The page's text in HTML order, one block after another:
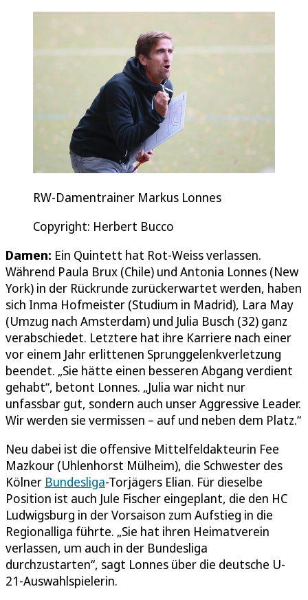
RW-Damentrainer Markus Lonnes
Copyright: Herbert Bucco
Damen: Ein Quintett hat Rot-Weiss verlassen.
Während Paula Brux (Chile) und Antonia Lonnes (New
York) in der Rückrunde zurückerwartet werden, haben
sich Inma Hofmeister (Studium in Madrid), Lara May
(Umzug nach Amsterdam) und Julia Busch (32) ganz
verabschiedet. Letztere hat ihre Karriere nach einer
vor einem Jahr erlittenen Sprunggelenkverletzung
beendet. „Sie hätte einen besseren Abgang verdient
gehabt“, betont Lonnes. „Julia war nicht nur
unfassbar gut, sondern auch unser Aggressive Leader.
Wir werden sie vermissen – auf und neben dem Platz.“
Neu dabei ist die offensive Mittelfeldakteurin Fee
Mazkour (Uhlenhorst Mülheim), die Schwester des
Kölner Bundesliga-Torjägers Elian. Für dieselbe
Position ist auch Jule Fischer eingeplant, die den HC
Ludwigsburg in der Vorsaison zum Aufstieg in die
Regionalliga führte. „Sie hat ihren Heimatverein
verlassen, um auch in der Bundesliga
durchzustarten“, sagt Lonnes über die deutsche U-
21-Auswahlspielerin.